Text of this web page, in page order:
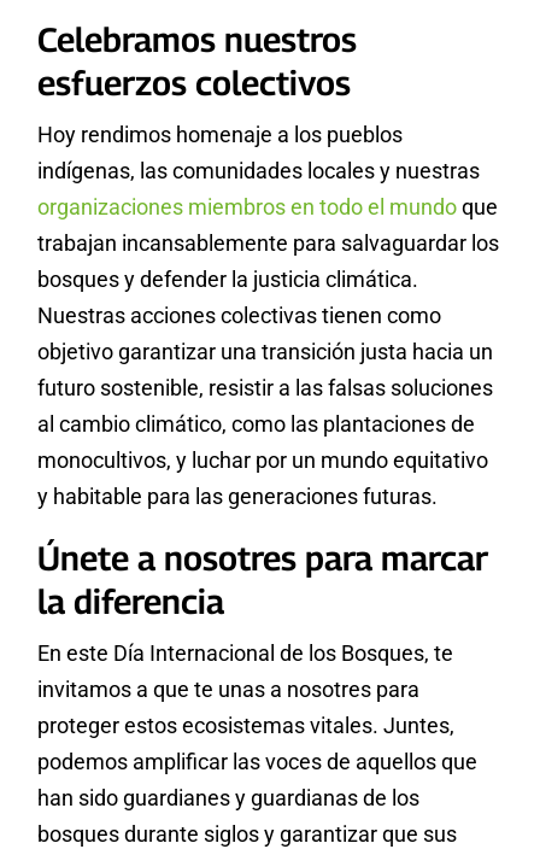
Celebramos nuestros
esfuerzos colectivos
Hoy rendimos homenaje a los pueblos
indígenas, las comunidades locales y nuestras
organizaciones miembros en todo el mundoque
trabajan incansablemente para salvaguardar los
bosques y defender la justicia climática.
Nuestras acciones colectivas tienen como
objetivo garantizar una transición justa hacia un
futuro sostenible, resistir a las falsas soluciones
al cambio climático, como las plantaciones de
monocultivos, y luchar por un mundo equitativo
y habitable para las generaciones futuras.
Únete a nosotres para marcar
la diferencia
En este Día Internacional de los Bosques, te
invitamos a que te unas a nosotres para
proteger estos ecosistemas vitales. Juntes,
podemos amplificar las voces de aquellos que
han sido guardianes y guardianas de los
bosques durante siglos y garantizar que sus